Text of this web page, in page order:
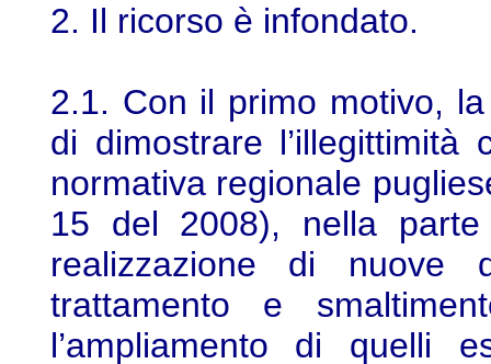
2. Il ricorso è infondato.
2.1. Con il primo motivo,
di dimostrare l’illegittimità
normativa regionale
15 del 2008), nella
realizzazione di nuove
trattamento e
l’ampliamento di quelli